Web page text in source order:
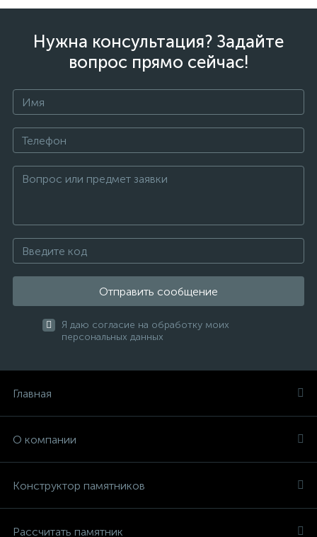
Нужна консультация? Задайте
вопрос прямо сейчас!
Отправить сообщение
Я даю согласие на обработку моих
персональных данных
Главная
О компании
Конструктор памятников
Рассчитать памятник